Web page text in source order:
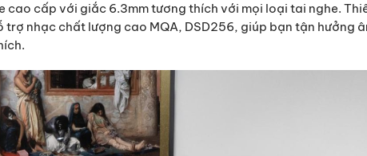
cao cấp với giắc 6.3mm tương thích với mọi loại tai nghe.
nhạc chất lượng cao MQA, DSD256, giúp bạn tận hưởng